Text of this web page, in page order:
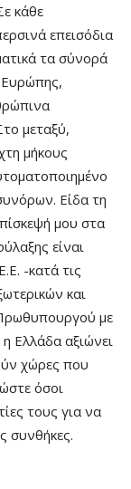
κάθε
επεισόδια
τα σύνορά
Ευρώπης,
μεταξύ,
μήκους
Είδα τη
μου στα
είναι
-κατά τις
και
με
Ελλάδα αξιώνει
χώρες που
όσοι
τους για να
συνθήκες.